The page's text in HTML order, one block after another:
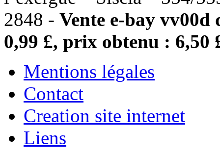
2848 - Vente e-bay
0,99 £, prix obtenu : 6,50
Mentions légales
Contact
Creation site internet
Liens